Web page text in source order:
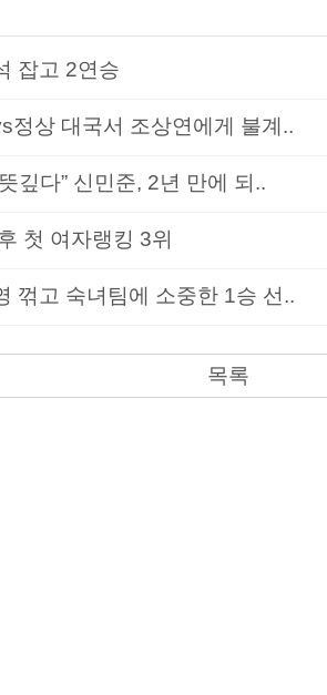
잡고 2연승
정상 대국서 조상연에게 불계..
깊다” 신민준, 2년 만에 되..
첫 여자랭킹 3위
꺾고 숙녀팀에 소중한 1승 선..
목록